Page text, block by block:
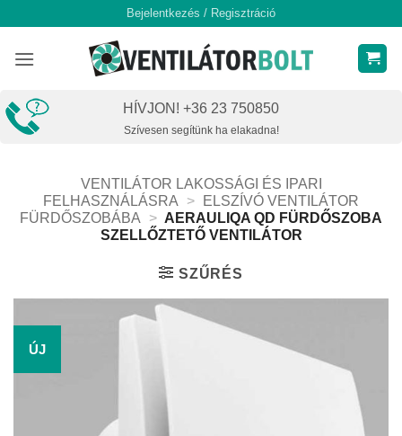
content
Bejelentkezés / Regisztráció
HÍVJON! +36 23 750850
Szívesen segítünk ha elakadna!
VENTILÁTOR LAKOSSÁGI ÉS IPARI
FELHASZNÁLÁSRA
>
ELSZÍVÓ VENTILÁTOR
FÜRDŐSZOBÁBA
> AERAULIQA QD FÜRDŐSZOBA
SZELLŐZTETŐ VENTILÁTOR
SZŰRÉS
ÚJ